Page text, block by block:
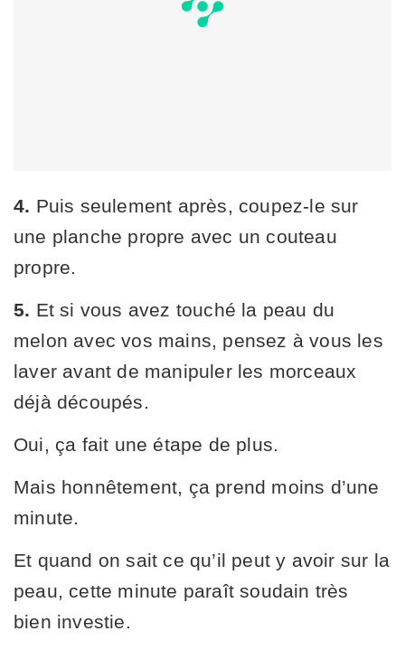
4. Puis seulement après, coupez-le sur
une planche propre avec un couteau
propre.
5. Et si vous avez touché la peau du
melon avec vos mains, pensez à vous les
laver avant de manipuler les morceaux
déjà découpés.
Oui, ça fait une étape de plus.
Mais honnêtement, ça prend moins d’une
minute.
Et quand on sait ce qu’il peut y avoir sur la
peau, cette minute paraît soudain très
bien investie.